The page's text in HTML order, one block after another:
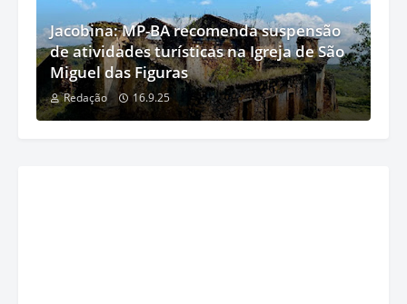
Jacobina: MP-BA recomenda suspensão
de atividades turísticas na Igreja de São
Miguel das Figuras
Redação 16.9.25